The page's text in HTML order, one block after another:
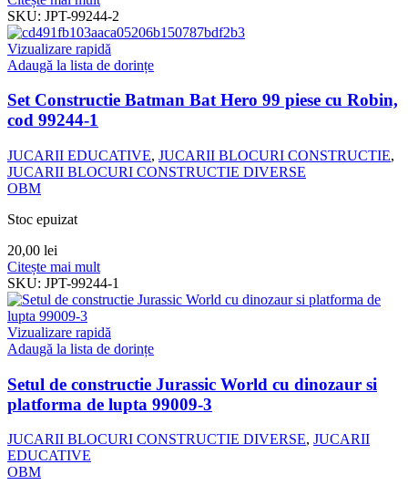
SKU: JPT-99244-2
Vizualizare rapidă
Adaugă la lista de dorințe
Set Constructie Batman Bat Hero 99 piese cu Robin,
cod 99244-1
JUCARII EDUCATIVE, JUCARII BLOCURI CONSTRUCTIE,
JUCARII BLOCURI CONSTRUCTIE DIVERSE
OBM
Stoc epuizat
20,00 lei
Citește mai mult
SKU: JPT-99244-1
Vizualizare rapidă
Adaugă la lista de dorințe
Setul de constructie Jurassic World cu dinozaur si
platforma de lupta 99009-3
JUCARII BLOCURI CONSTRUCTIE DIVERSE, JUCARII
EDUCATIVE
OBM